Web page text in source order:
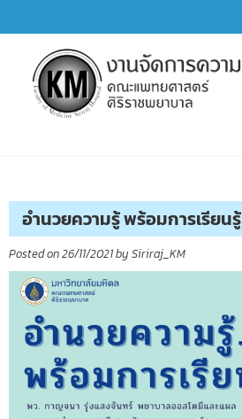
to
content
อำนวยความรู้ พร้อมการเรียนรู้
Posted on26/11/2021by Siriraj_KM